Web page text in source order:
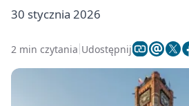
30 stycznia 2026
2 min czytania Udostępnij